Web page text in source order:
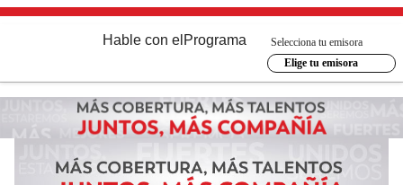
Hable con el Programa
Selecciona tu emisora
Elige tu emisora